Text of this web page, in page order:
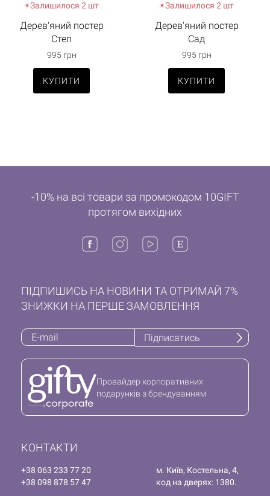
Залишилося 2 шт
Дерев'яний постер
Степ
995 грн
КУПИТИ
Залишилося 2 шт
Дерев'яний постер
Сад
995 грн
КУПИТИ
-10% на всі товари за промокодом 10GIFT
протягом вихідних
КОНТАКТИ
+38 063 233 77 20
+38 098 878 57 47
м. Київ, Костельна, 4,
код на дверях: 1380.
ПІДПИШИСЬ НА НОВИНИ ТА ОТРИМАЙ 7%
ЗНИЖКИ НА ПЕРШЕ ЗАМОВЛЕННЯ
Підписатись
Провайдер корпоративних
подарунків з брендуванням